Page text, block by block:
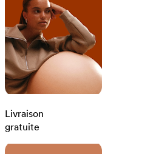
Livraison
gratuite